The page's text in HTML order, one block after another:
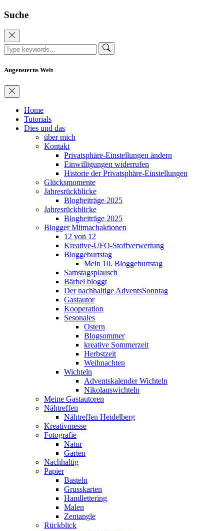
Suche
Augensterns Welt
Home
Tutorials
Dies und das
über mich
Kontakt
Privatsphäre-Einstellungen ändern
Einwilligungen widerrufen
Historie der Privatsphäre-Einstellungen
Glücksmomente
Jahresrückblicke
Blogbeiträge 2025
Jahresrückblicke
Blogbeiträge 2025
Blogger Mitmachaktionen
12 von 12
Kreative-UFO-Stoffverwertung
Bloggeburtstag
Mein 10. Bloggeburtstag
Samstagsplausch
Bärbel bloggt
Der nachhaltige AdventsSonntag
Gastautor
Kooperation
Sesonales
Ostern
Blogsommer
kreative Sommerzeit
Herbstzeit
Weihnachten
Wichteln
Adventskalender Wichteln
Nikolauswichteln
Meine Gastautoren
Nähtreffen
Nähtreffen Heidelberg
Kreativmesse
Fotografie
Natur
Garten
Nachhaltig
Papier
Basteln
Grusskarten
Handlettering
Malen
Zentangle
Rückblick